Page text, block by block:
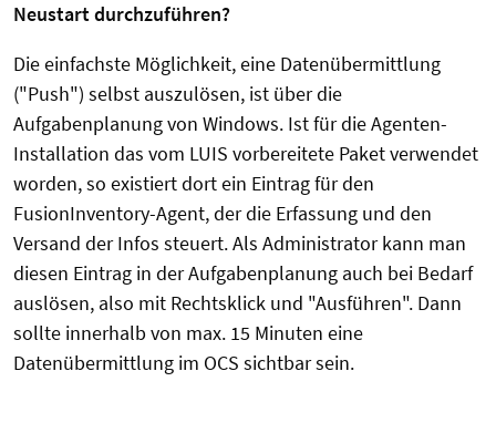
Neustart durchzuführen?
Die einfachste Möglichkeit, eine Datenübermittlung
("Push") selbst auszulösen, ist über die
Aufgabenplanung von Windows. Ist für die Agenten-
Installation das vom LUIS vorbereitete Paket verwendet
worden, so existiert dort ein Eintrag für den
FusionInventory-Agent, der die Erfassung und den
Versand der Infos steuert. Als Administrator kann man
diesen Eintrag in der Aufgabenplanung auch bei Bedarf
auslösen, also mit Rechtsklick und "Ausführen". Dann
sollte innerhalb von max. 15 Minuten eine
Datenübermittlung im OCS sichtbar sein.